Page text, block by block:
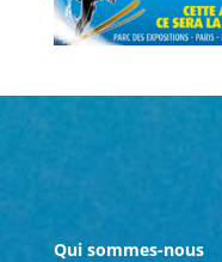
Qui sommes-nous